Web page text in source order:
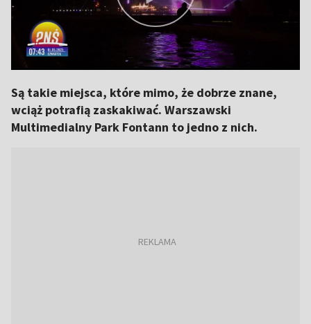
Są takie miejsca, które mimo, że dobrze znane,
wciąż potrafią zaskakiwać. Warszawski
Multimedialny Park Fontann to jedno z nich.